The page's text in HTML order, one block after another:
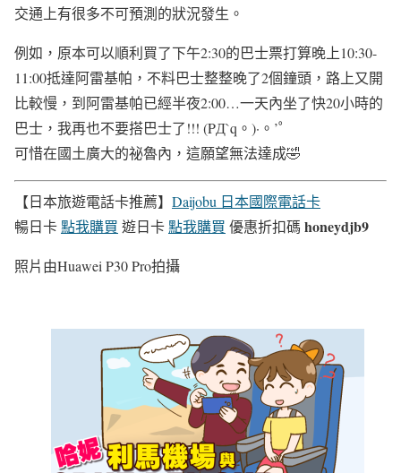
交通上有很多不可預測的狀況發生。
例如，原本可以順利買了下午2:30的巴士票打算晚上10:30-
11:00抵達阿雷基帕，不料巴士整整晚了2個鐘頭，路上又開
比較慢，到阿雷基帕已經半夜2:00…一天內坐了快20小時的
巴士，我再也不要搭巴士了!!! (PД`q。)·。’゜
可惜在國土廣大的祕魯內，這願望無法達成🤣
【日本旅遊電話卡推薦】 Daijobu 日本國際電話卡
暢日卡點我購買 遊日卡點我購買 優惠折扣碼 honeydjb9
照片由Huawei P30 Pro拍攝